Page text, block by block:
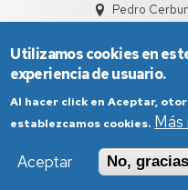
Pedro
Aviso Legal
Política de Privacidad
Utilizamos cookies en
experiencia de usuario.
Al hacer click en Aceptar,
establezcamos cookies. Más
Aceptar
No, gracias